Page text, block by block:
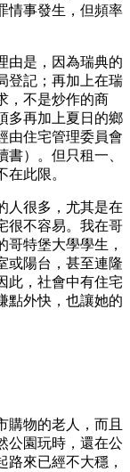
情事發生，但頻率
由是，因為瑞典的
登記；再加上在瑞
，不是炒作的商
多再加上夏日的鄉
由住宅管理委員會
）。但只租一、
此限。
人很多，尤其是在
很不容易。我在哥
特堡大學學生，
或陽台，甚至連隆
此，社會中有住宅
點外快，也讓她的
購物的老人，而且
公園玩時，還在公
來已經不大穩，